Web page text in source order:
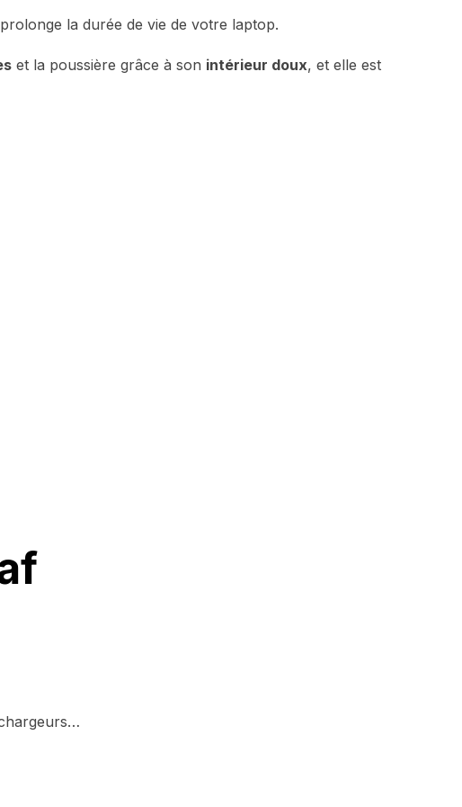
la durée de vie de votre laptop.
et la poussière grâce à son intérieur doux, et elle est